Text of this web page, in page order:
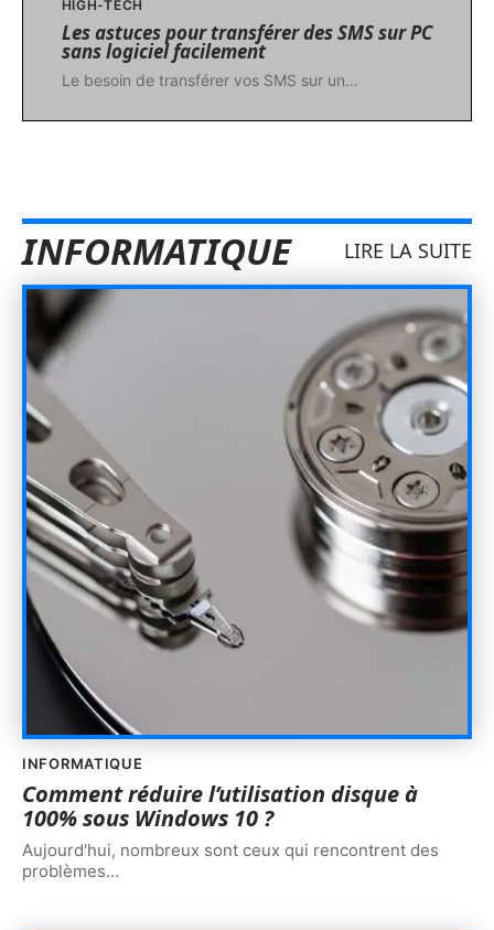
HIGH-TECH
Les astuces pour transférer des SMS sur PC
sans logiciel facilement
Le besoin de transférer vos SMS sur un…
INFORMATIQUE LIRE LA SUITE
INFORMATIQUE
Comment réduire l’utilisation disque à
100% sous Windows 10 ?
Aujourd'hui, nombreux sont ceux qui rencontrent des
problèmes…